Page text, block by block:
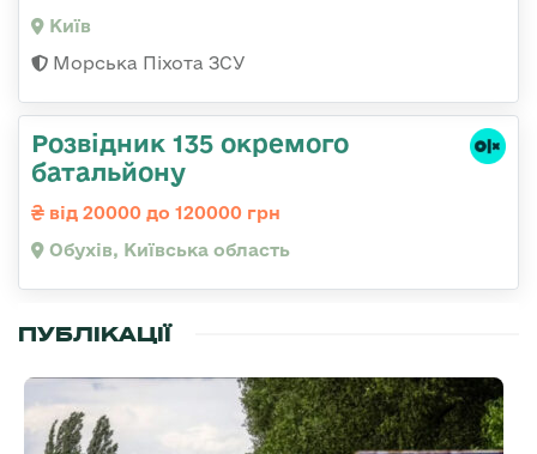
Київ
Морська Піхота ЗСУ
Розвідник 135 окремого
батальйону
від 20000 до 120000 грн
Обухів, Київська область
ПУБЛІКАЦІЇ